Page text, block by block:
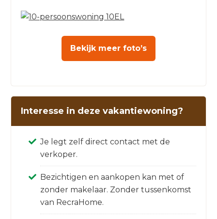
Bekijk meer foto’s
Interesse in deze vakantiewoning?
Je legt zelf direct contact met de
verkoper.
Bezichtigen en aankopen kan met of
zonder makelaar. Zonder tussenkomst
van RecraHome.